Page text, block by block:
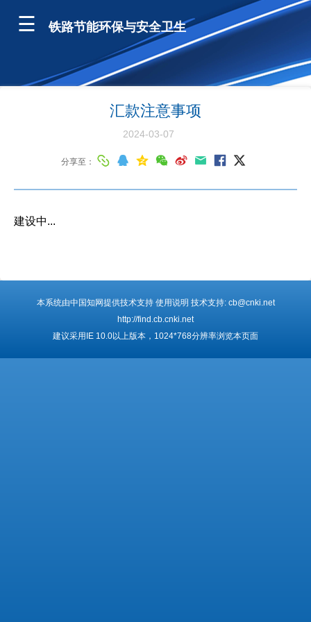
铁路节能环保与安全卫生
汇款注意事项
2024-03-07
分享至：
建设中...
本系统由中国知网提供技术支持 使用说明 技术支持: cb@cnki.net
http://find.cb.cnki.net
建议采用IE 10.0以上版本，1024*768分辨率浏览本页面